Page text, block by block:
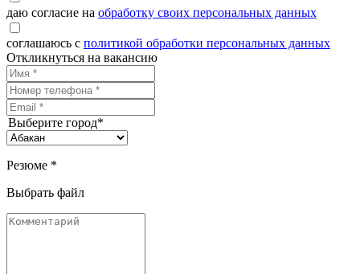
даю согласие на обработку своих персональных данных
соглашаюсь с политикой обработки персональных данных
Откликнуться на вакансию
Выберите город*
Резюме *
Выбрать файл